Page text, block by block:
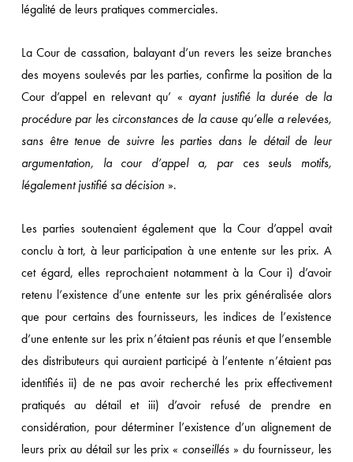
légalité de leurs pratiques commerciales.
La Cour de cassation, balayant d’un revers les seize branches
des moyens soulevés par les parties, confirme la position de la
Cour d’appel en relevant qu’ « ayant justifié la durée de la
procédure par les circonstances de la cause qu’elle a relevées,
sans être tenue de suivre les parties dans le détail de leur
argumentation, la cour d’appel a, par ces seuls motifs,
légalement justifié sa décision ».
Les parties soutenaient également que la Cour d’appel avait
conclu à tort, à leur participation à une entente sur les prix. A
cet égard, elles reprochaient notamment à la Cour i) d’avoir
retenu l’existence d’une entente sur les prix généralisée alors
que pour certains des fournisseurs, les indices de l’existence
d’une entente sur les prix n’étaient pas réunis et que l’ensemble
des distributeurs qui auraient participé à l’entente n’étaient pas
identifiés ii) de ne pas avoir recherché les prix effectivement
pratiqués au détail et iii) d’avoir refusé de prendre en
considération, pour déterminer l’existence d’un alignement de
leurs prix au détail sur les prix « conseillés » du fournisseur, les